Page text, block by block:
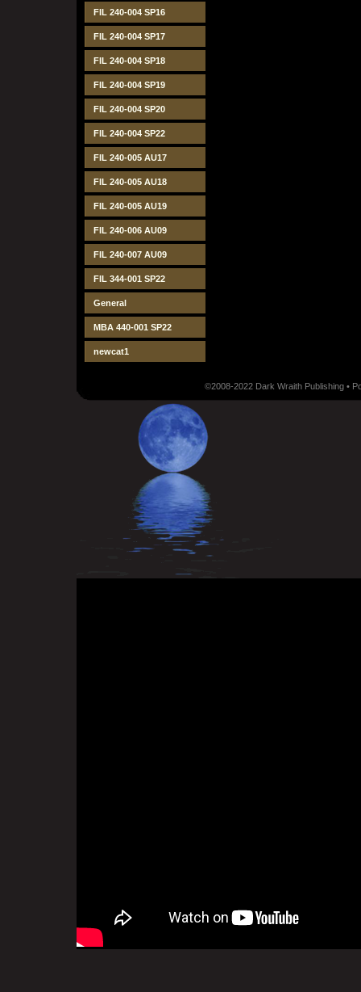
FIL 240-004 SP16
FIL 240-004 SP17
FIL 240-004 SP18
FIL 240-004 SP19
FIL 240-004 SP20
FIL 240-004 SP22
FIL 240-005 AU17
FIL 240-005 AU18
FIL 240-005 AU19
FIL 240-006 AU09
FIL 240-007 AU09
FIL 344-001 SP22
General
MBA 440-001 SP22
newcat1
©2008-2022 Dark Wraith Publishing •